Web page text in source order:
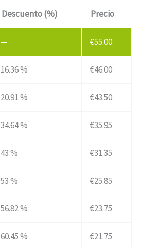
Descuento (%) Precio
— €55.00
16.36 % €46.00
20.91 % €43.50
34.64 % €35.95
43 % €31.35
53 % €25.85
56.82 % €23.75
60.45 % €21.75